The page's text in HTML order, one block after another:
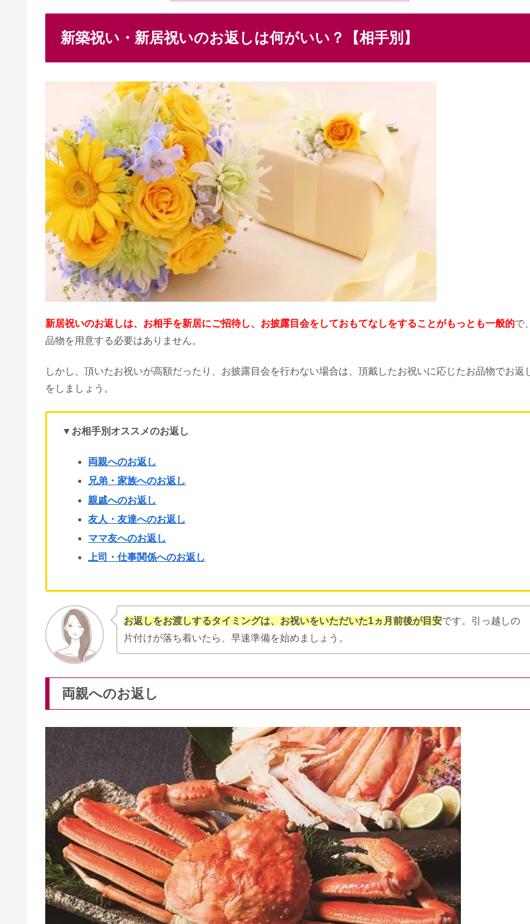
【結婚の挨拶の流れ】食事の場所は実家？食事会の支払い＆準備や当日のマナー
ご祝儀袋の入れ方・包み方！お札の向き＆中袋ののりは？《完全版》
婚約指輪のお返しで喧嘩？くれない・しない理由＆相場についても
ご祝儀貧乏で辛い！貯金できないから断るのはあり？【独身の貧乏自慢】
海外挙式の旅費！ゲストのお車代は負担するべき？
結婚式の余興【歌】感動する定番ソング20曲！1人・替え歌でも盛り上がる曲は？
結納とは｜最近はしない＆結納金なしは失礼？金額・流れ・挨拶も
結婚指輪ゴールドはダサい＆後悔する？プラチナとどっちがいい？
入籍の必要書類＆必要なもの！女性が戸籍謄本以外に必要なのは？
ご祝儀の渡し方｜渡すタイミングや言葉は？直接＆欠席の場合も
結婚式の招待状を手作り｜ディズニー＆和風テンプレート6選！100均の手作りキットも
結婚式のブーケの保存を自分でできる？おすすめの方法や加工店も
結婚式の新郎の謝辞はカンペでもOK？不細工にならないサイズや折り方
この記事に書いていること
新築祝い・新居祝いのお返しは何がいい？【相手別】
両親へのお返し
兄弟・家族へのお返し
親戚へのお返し
友人・友達へのお返し
ママ友へのお返し
上司・会社関係へのお返し
新居祝いのお返し｜内祝いにのしは必要？
新居祝いのお返し｜金額の相場は？
【Q&A】新居祝いのお返しよくある質問
新居祝いのお返し！手紙につけるメッセージ例
そもそも新居祝いにお返しは必要か？
新居祝いに現金でお返しするのはNG？
まとめ
新居祝いのお返しは、お相手を新居にご招待し、お披露目会をしておもてなしをすることがもっとも一般的
品物を用意する必要はありません。
しかし、頂いたお祝いが高額だったり、お披露目会を行わない場合は、頂戴したお祝いに応じたお品物でお返し
をしましょう。
▼お相手別オススメのお返し
両親へのお返し
兄弟・家族へのお返し
親戚へのお返し
友人・友達へのお返し
ママ友へのお返し